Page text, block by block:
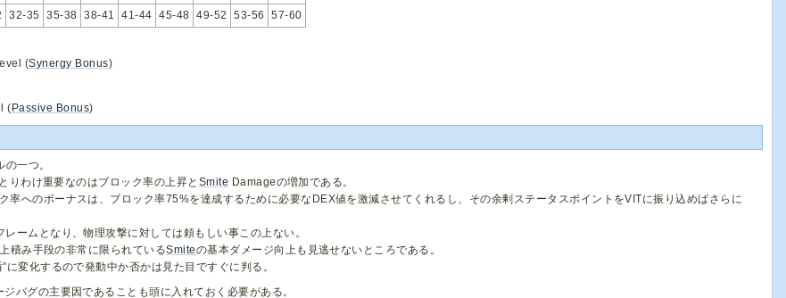
32-35 35-38 38-41 41-44 45-48 49-52 53-56 57-60
(Synergy Bonus)
( Passive Bonus)
一つ。
りわけ重要なのはブロック率の上昇と Smite Damageの増加である。
率へのボーナスは、ブロック率75%を達成するために必要なDEX値を激減させてくれるし、その余剰ステータスポイントをVITに振り込めばさらに
ームとなり、物理攻撃に対しては頼もしい事この上ない。
積み手段の非常に限られているSmiteの基本ダメージ向上も見逃せないところである。
変化するので発動中か否かは見た目ですぐに判る。
バグの主要因であることも頭に入れておく必要がある。